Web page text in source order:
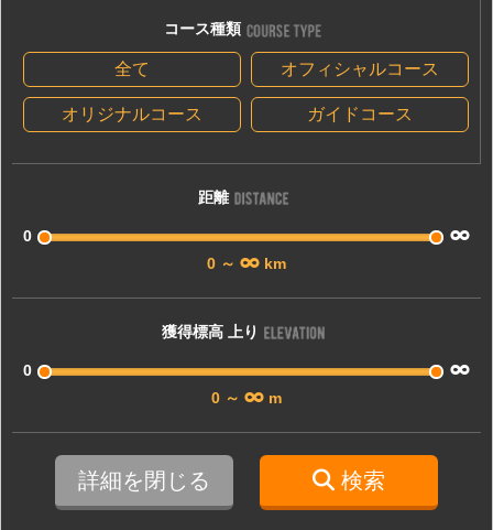
コース種類
全て オフィシャルコース
オリジナルコース ガイドコース
距離
0
0 ～ km
獲得標高 上り
0
0 ～ m
詳細を閉じる 検索